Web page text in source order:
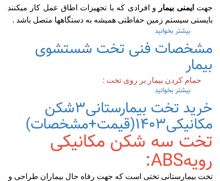
جهت ایمنی بیمار
و افرادی که با تجهیزات اطاق عمل کار میکنند
بایستی سیستم زمین حفاظتی همیشه به دستگاهها متصل باشد .
بیشتر بخوانید
دستورالعمل
رعایت
در
استفاده
تخت
اطاق
عمل
مشخصات فنی تخت شستشوی
بیمار
حمام کردن بیمار بر روی تخت :
بیشتر بخوانید
فنی
تخت
شستشوی
بیمار
خرید تخت بیمارستانی۳شکن
مکانیکی۱۴۰۳(قیمت+مشخصات)
تخت سه شکن مکانیکی
رویهABS:
تخت بیمارستانی تختی است که جهت رفاه حال بیماران طراحی و